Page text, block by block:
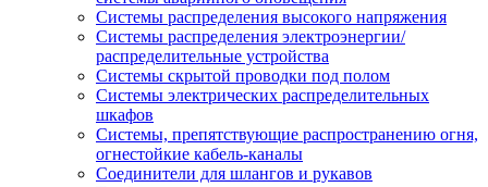
Системы распределения высокого напряжения
Системы распределения электроэнергии/
распределительные устройства
Системы скрытой проводки под полом
Системы электрических распределительных
шкафов
Системы, препятствующие распространению огня,
огнестойкие кабель-каналы
Соединители для шлангов и рукавов